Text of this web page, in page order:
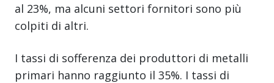
al 23%, ma alcuni settori fornitori sono più
colpiti di altri.
I tassi di sofferenza dei produttori di metalli
primari hanno raggiunto il 35%. I tassi di